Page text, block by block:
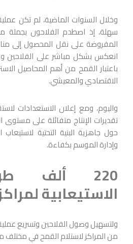
وخلال السنوات الماضية، لم تكن
سهلة، إذ اصطدم الفلاحون بجملة
المفروضة على نقل المحصول إلى
انعكس بشكل مباشر على الفلاحين
باعتبار القمح من أهم المحاصيل
الاقتصادي والمعيشي.
واليوم، ومع إعلان الاستعدادات
تقديرات الإنتاج متفائلة على مستوى
حول جاهزية البنية التحتية
وإدارة الموسم بكفاءة.
220 ألف
الاستيعابية
ولتسهيل وصول الفلاحين وتسريع
من المراكز لاستلام القمح في